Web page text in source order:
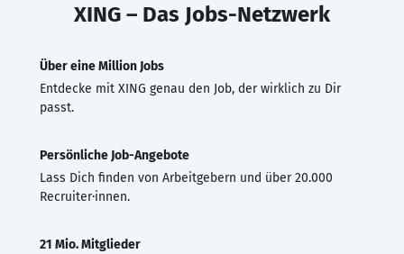
XING – Das Jobs-Netzwerk
Über eine Million Jobs
Entdecke mit XING genau den Job, der wirklich zu Dir
passt.
Persönliche Job-Angebote
Lass Dich finden von Arbeitgebern und über 20.000
Recruiter·innen.
21 Mio. Mitglieder